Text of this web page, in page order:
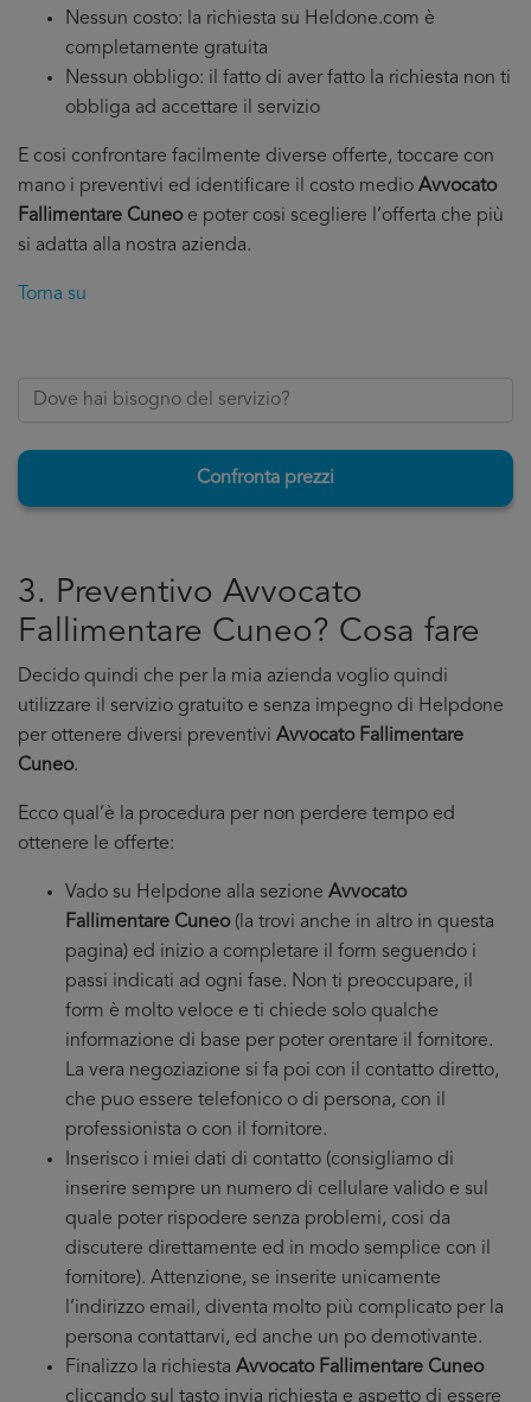
Nessun costo: la richiesta su Heldone.com è
completamente gratuita
Nessun obbligo: il fatto di aver fatto la richiesta non ti
obbliga ad accettare il servizio
E cosi confrontare facilmente diverse offerte, toccare con
mano i preventivi ed identificare il costo medio Avvocato
Fallimentare Cuneoe poter cosi scegliere l’offerta che più
si adatta alla nostra azienda.
Torna su
Confronta prezzi
3. Preventivo Avvocato
Fallimentare Cuneo? Cosa fare
Decido quindi che per la mia azienda voglio quindi
utilizzare il servizio gratuito e senza impegno di Helpdone
per ottenere diversi preventivi Avvocato Fallimentare
Cuneo.
Ecco qual’è la procedura per non perdere tempo ed
ottenere le offerte:
Vado su Helpdone alla sezione Avvocato
Fallimentare Cuneo(la trovi anche in altro in questa
pagina) ed inizio a completare il form seguendo i
passi indicati ad ogni fase. Non ti preoccupare, il
form è molto veloce e ti chiede solo qualche
informazione di base per poter orentare il fornitore.
La vera negoziazione si fa poi con il contatto diretto,
che puo essere telefonico o di persona, con il
professionista o con il fornitore.
Inserisco i miei dati di contatto (consigliamo di
inserire sempre un numero di cellulare valido e sul
quale poter rispodere senza problemi, cosi da
discutere direttamente ed in modo semplice con il
fornitore). Attenzione, se inserite unicamente
l’indirizzo email, diventa molto più complicato per la
persona contattarvi, ed anche un po demotivante.
Finalizzo la richiesta Avvocato Fallimentare Cuneo
cliccando sul tasto invia richiesta e aspetto di essere